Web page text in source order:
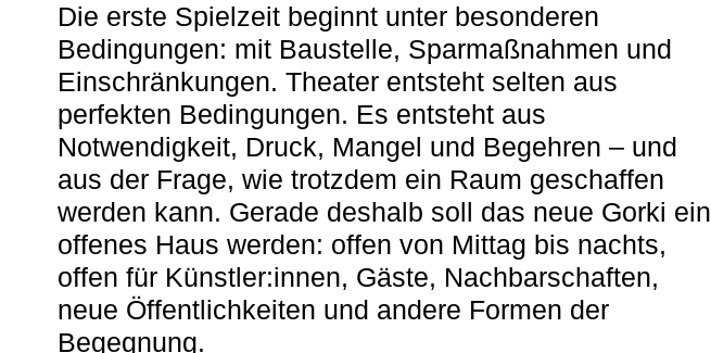
Die erste Spielzeit beginnt unter besonderen
Bedingungen: mit Baustelle, Sparmaßnahmen und
Einschränkungen. Theater entsteht selten aus
perfekten Bedingungen. Es entsteht aus
Notwendigkeit, Druck, Mangel und Begehren – und
aus der Frage, wie trotzdem ein Raum geschaffen
werden kann. Gerade deshalb soll das neue Gorki ein
offenes Haus werden: offen von Mittag bis nachts,
offen für Künstler:innen, Gäste, Nachbarschaften,
neue Öffentlichkeiten und andere Formen der
Begegnung.